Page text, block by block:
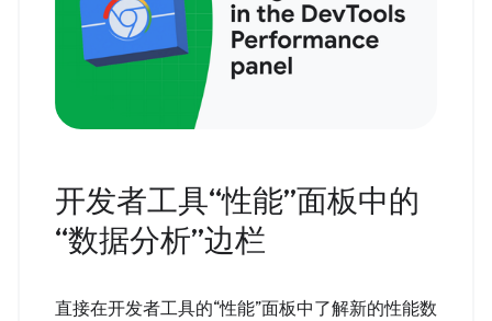
开发者工具“性能”面板中的
“数据分析”边栏
直接在开发者工具的“性能”面板中了解新的性能数